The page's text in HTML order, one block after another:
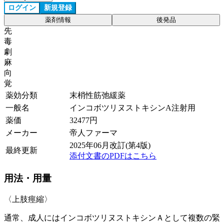
ログイン 新規登録
薬剤情報 後発品
先
毒
劇
麻
向
覚
薬効分類
末梢性筋弛緩薬
一般名
インコボツリヌストキシンA注射用
薬価
32477円
メーカー
帝人ファーマ
最終更新
2025年06月改訂(第4版)
添付文書のPDFはこちら
用法・用量
〈上肢痙縮〉
通常、成人にはインコボツリヌストキシンＡとして複数の緊